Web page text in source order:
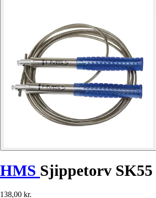
HMS Sjippetorv SK55
138,00 kr.